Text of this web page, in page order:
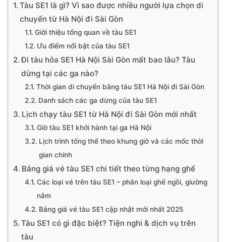
Tàu SE1 là gì? Vì sao được nhiều người lựa chọn di
chuyển từ Hà Nội đi Sài Gòn
Giới thiệu tổng quan về tàu SE1
Ưu điểm nổi bật của tàu SE1
Đi tàu hỏa SE1 Hà Nội Sài Gòn mất bao lâu? Tàu
dừng tại các ga nào?
Thời gian di chuyển bằng tàu SE1 Hà Nội đi Sài Gòn
Danh sách các ga dừng của tàu SE1
Lịch chạy tàu SE1 từ Hà Nội đi Sài Gòn mới nhất
Giờ tàu SE1 khởi hành tại ga Hà Nội
Lịch trình tổng thể theo khung giờ và các mốc thời
gian chính
Bảng giá vé tàu SE1 chi tiết theo từng hạng ghế
Các loại vé trên tàu SE1 – phân loại ghế ngồi, giường
nằm
Bảng giá vé tàu SE1 cập nhật mới nhất 2025
Tàu SE1 có gì đặc biệt? Tiện nghi & dịch vụ trên
tàu